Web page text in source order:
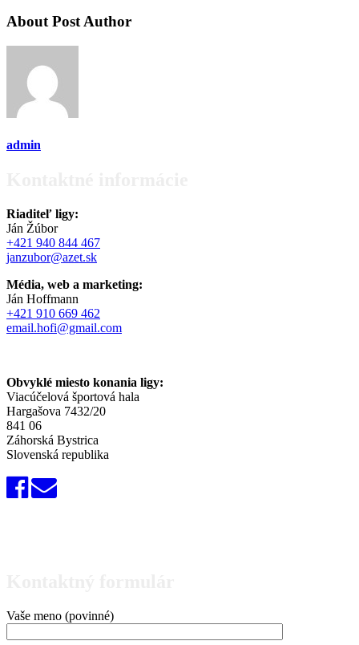
About Post Author
admin
Riaditeľ ligy:
Ján Žúbor
+421 940 844 467
janzubor@azet.sk
Média, web a marketing:
Ján Hoffmann
+421 910 669 462
email.hofi@gmail.com
Obvyklé miesto konania ligy:
Viacúčelová športová hala
Hargašova 7432/20
841 06
Záhorská Bystrica
Slovenská republika
Vaše meno (povinné)